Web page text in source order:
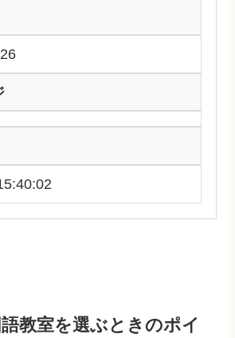
教室を選ぶときのポイ